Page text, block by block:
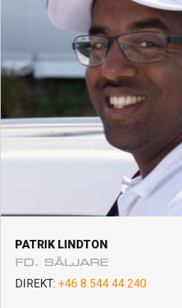
PATRIK LINDTON
FD. SÄLJARE
DIREKT: +46 8 544 44 240